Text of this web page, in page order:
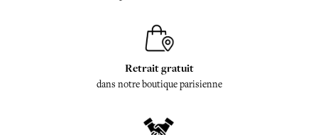
Retrait gratuit
dans notre boutique parisienne